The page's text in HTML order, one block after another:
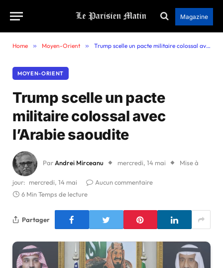
Magazine
Home » Moyen-Orient » Trump scelle un pacte militaire colossal avec l’Arabie saoudite
MOYEN-ORIENT
Trump scelle un pacte
militaire colossal avec
l’Arabie saoudite
Par Andrei Mirceanu mercredi, 14 mai Mise à
jour: mercredi, 14 mai
Aucun commentaire
6 Min Temps de lecture
Partager